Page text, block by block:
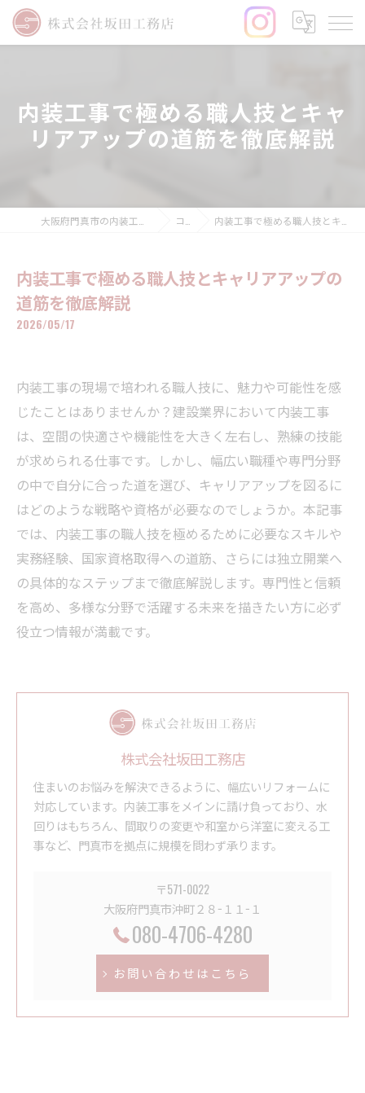
内装工事で極める職人技とキャ
リアアップの道筋を徹底解説
コラム 内装工事で極める職人技とキャリアアップの道筋を徹底解説
内装工事で極める職人技とキャリアアップの
道筋を徹底解説
2026/05/17
内装工事の現場で培われる職人技に、魅力や可能性を感
じたことはありませんか？建設業界において内装工事
は、空間の快適さや機能性を大きく左右し、熟練の技能
が求められる仕事です。しかし、幅広い職種や専門分野
の中で自分に合った道を選び、キャリアアップを図るに
はどのような戦略や資格が必要なのでしょうか。本記事
では、内装工事の職人技を極めるために必要なスキルや
実務経験、国家資格取得への道筋、さらには独立開業へ
の具体的なステップまで徹底解説します。専門性と信頼
を高め、多様な分野で活躍する未来を描きたい方に必ず
役立つ情報が満載です。
株式会社坂田工務店
住まいのお悩みを解決できるように、幅広いリフォームに
対応しています。内装工事をメインに請け負っており、水
回りはもちろん、間取りの変更や和室から洋室に変える工
事など、門真市を拠点に規模を問わず承ります。
〒571-0022
大阪府門真市沖町２８−１１−１
080-4706-4280
お問い合わせはこちら